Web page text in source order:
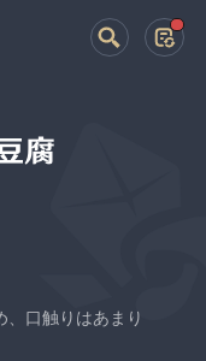
腐
、口触りはあまり